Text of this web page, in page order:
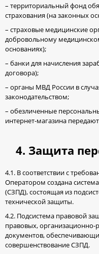
– территориальный фонд
страхования (на законных
– страховые медицинские
добровольному
основаниях);
– банки для начисления
договора);
– органы МВД России в
законодательством;
– обезличенные
интернет-магазина
4. Защита
4.1. В соответствии с
Оператором создана
(СЗПД), состоящая из
технической защиты.
4.2. Подсистема правовой
правовых,
документов,
совершенствование СЗПД.